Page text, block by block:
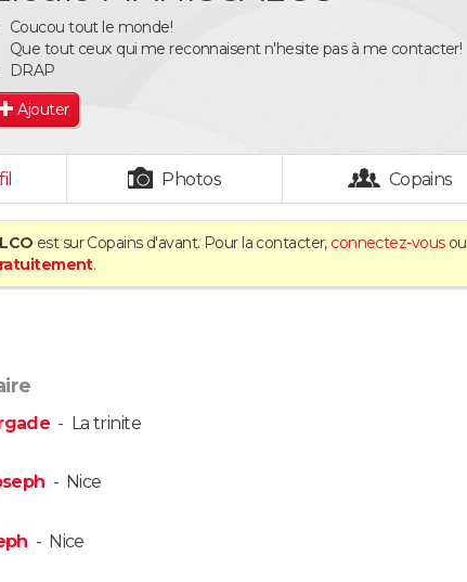
Coucou tout le monde!
Que tout ceux qui me reconnaisent n'hesite pas à me contacter!
DRAP
Ajouter
Photos Copains
est sur Copains d'avant. Pour la contacter, connectez-vousou
.
- La trinite
- Nice
- Nice